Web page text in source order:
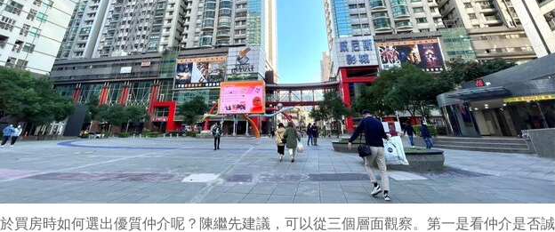
買房時如何選出優質仲介呢？陳繼先建議，可以從三個層面觀察。第一是看仲介是否